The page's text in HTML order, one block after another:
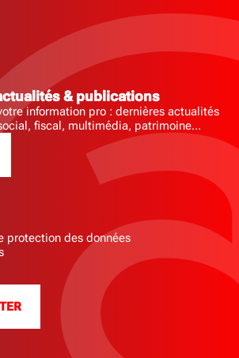
protection des données
& publications
information pro : dernières actualités
fiscal, multimédia, patrimoine...